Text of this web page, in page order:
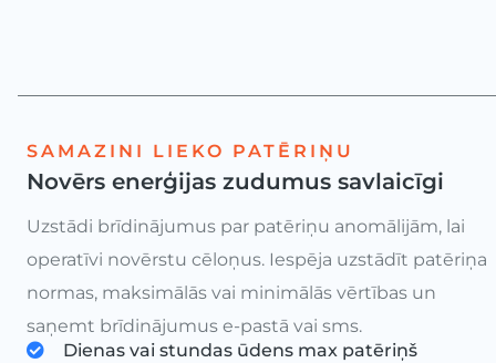
SAMAZINI LIEKO PATĒRIŅU
Novērs enerģijas zudumus savlaicīgi
Uzstādi brīdinājumus par patēriņu anomālijām, lai
operatīvi novērstu cēloņus. Iespēja uzstādīt patēriņa
normas, maksimālās vai minimālās vērtības un
saņemt brīdinājumus e-pastā vai sms.
Dienas vai stundas ūdens max patēriņš